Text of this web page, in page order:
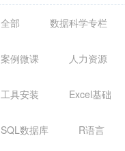
全部 数据科学专栏
案例微课 人力资源
工具安装 Excel基础
SQL数据库 R语言